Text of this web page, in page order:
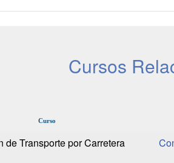
Cursos
Curso
de Transporte por Carretera